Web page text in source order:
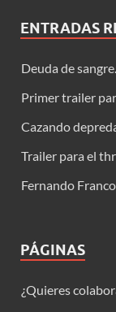
ENTRADAS
Deuda de
Primer trailer
Cazando
Trailer para el
Fernando
PÁGINAS
¿Quieres